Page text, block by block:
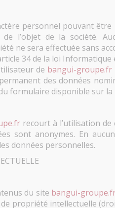
personnel pouvant
de l’objet de la société.
ne sera effectuée sans
34 de la loi
de bangui-groupe.fr
des données
formulaire disponible sur
recourt à l’utilisation
sont anonymes. En
données personnelles.
du site bangui-
propriété intellectuelle